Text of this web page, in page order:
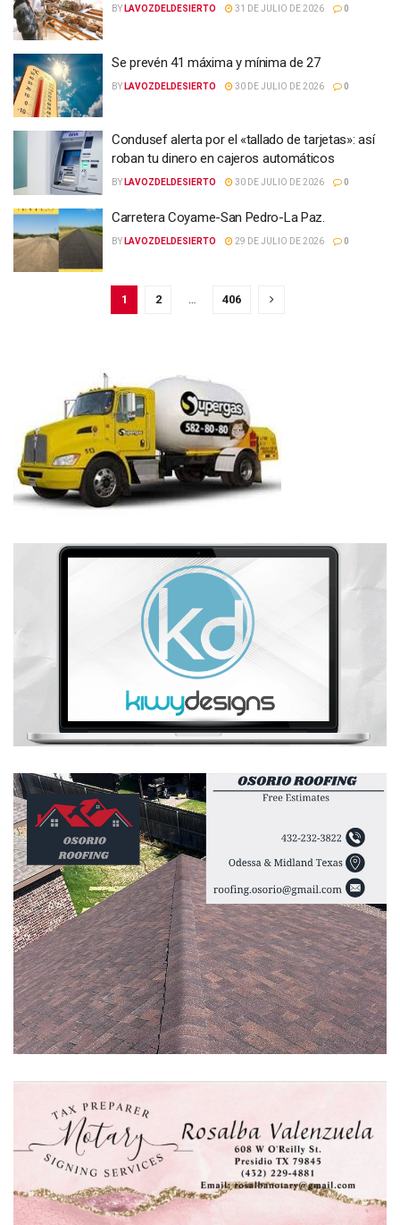
BY LAVOZDELDESIERTO 31 DE JULIO DE 2026 0
Se prevén 41 máxima y mínima de 27
BY LAVOZDELDESIERTO 30 DE JULIO DE 2026 0
Condusef alerta por el «tallado de tarjetas»: así
roban tu dinero en cajeros automáticos
BY LAVOZDELDESIERTO 30 DE JULIO DE 2026 0
Carretera Coyame-San Pedro-La Paz.
BY LAVOZDELDESIERTO 29 DE JULIO DE 2026 0
1 2 … 406